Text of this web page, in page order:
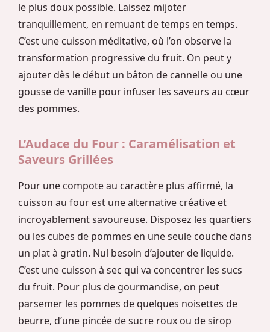
le plus doux possible. Laissez mijoter
tranquillement, en remuant de temps en temps.
C’est une cuisson méditative, où l’on observe la
transformation progressive du fruit. On peut y
ajouter dès le début un bâton de cannelle ou une
gousse de vanille pour infuser les saveurs au cœur
des pommes.
L’Audace du Four : Caramélisation et
Saveurs Grillées
Pour une compote au caractère plus affirmé, la
cuisson au four est une alternative créative et
incroyablement savoureuse. Disposez les quartiers
ou les cubes de pommes en une seule couche dans
un plat à gratin. Nul besoin d’ajouter de liquide.
C’est une cuisson à sec qui va concentrer les sucs
du fruit. Pour plus de gourmandise, on peut
parsemer les pommes de quelques noisettes de
beurre, d’une pincée de sucre roux ou de sirop